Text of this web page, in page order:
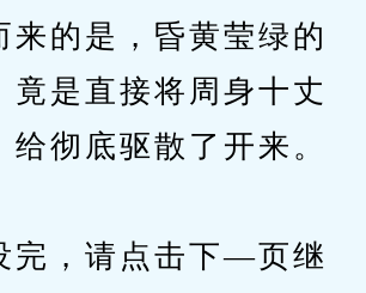
的是，昏黄莹绿的
竟是直接将周身十丈
给彻底驱散了开来。
，请点击下—页继